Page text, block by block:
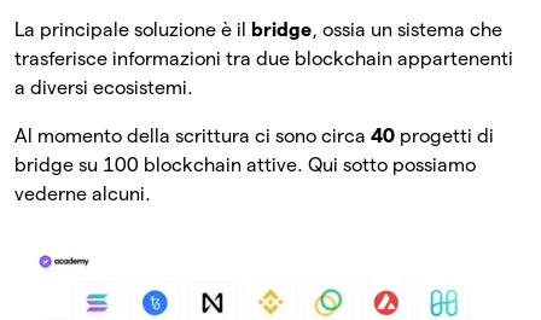
La principale soluzione è il bridge, ossia un sistema che
trasferisce informazioni tra due blockchain appartenenti
a diversi ecosistemi.
Al momento della scrittura ci sono circa 40 progetti di
bridge su 100 blockchain attive. Qui sotto possiamo
vederne alcuni.